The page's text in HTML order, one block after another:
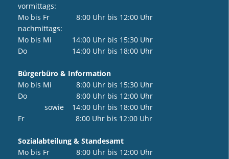
vormittags:
Mo bis Fr 8:00 Uhr bis 12:00 Uhr
nachmittags:
Mo bis Mi 14:00 Uhr bis 15:30 Uhr
Do 14:00 Uhr bis 18:00 Uhr
Bürgerbüro & Information
Mo bis Mi 8:00 Uhr bis 15:30 Uhr
Do 8:00 Uhr bis 12:00 Uhr
sowie 14:00 Uhr bis 18:00 Uhr
Fr 8:00 Uhr bis 12:00 Uhr
Sozialabteilung & Standesamt
Mo bis Fr 8:00 Uhr bis 12:00 Uhr